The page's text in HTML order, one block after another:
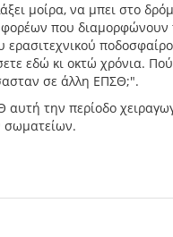
μοίρα, να μπει στο
που διαμορφώνουν
εδώ κι οκτώ χρόνια.
σε άλλη ΕΠΣΘ;".
την περίοδο
σωματείων.